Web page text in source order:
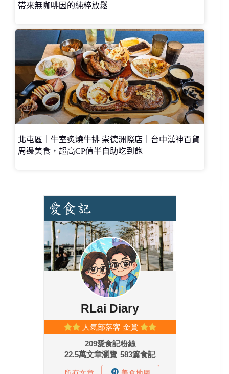
帶來無咖啡因的純粹放鬆
北屯區｜牛室炙燒牛排 崇德洲際店｜台中漢神百貨
周邊美食，超高CP值半自助吃到飽